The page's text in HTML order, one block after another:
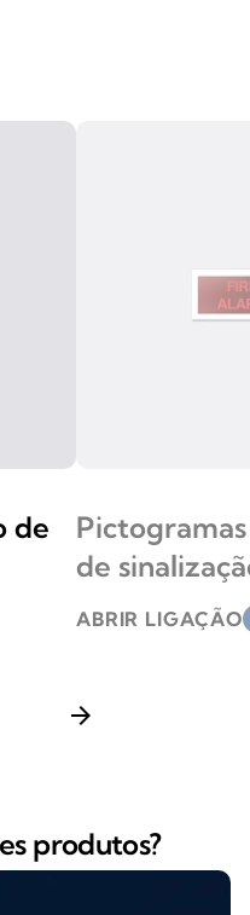
de
de
ABRIR LIGAÇÃO
arrow_forward
produtos?